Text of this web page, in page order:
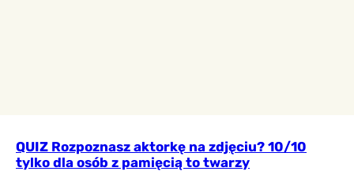
QUIZ Rozpoznasz aktorkę na zdjęciu? 10/10
tylko dla osób z pamięcią to twarzy